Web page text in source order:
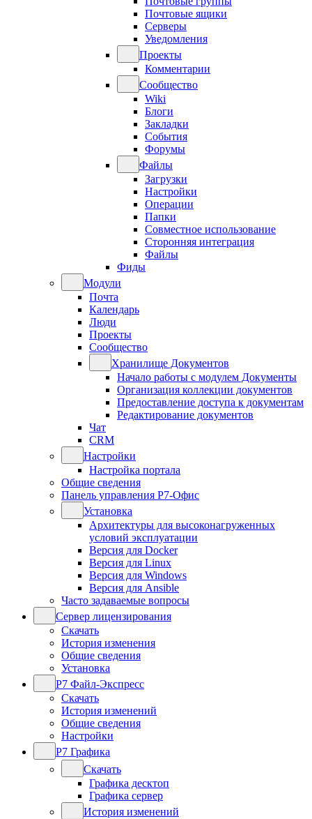
Почтовые ящики
Серверы
Уведомления
Проекты
Комментарии
Сообщество
Wiki
Блоги
Закладки
События
Форумы
Файлы
Загрузки
Настройки
Операции
Папки
Совместное использование
Сторонняя интеграция
Файлы
Фиды
Модули
Почта
Календарь
Люди
Проекты
Сообщество
Хранилище Документов
Начало работы с модулем Документы
Организация коллекции документов
Предоставление доступа к документам
Редактирование документов
Чат
CRM
Настройки
Настройка портала
Общие сведения
Панель управления Р7-Офис
Установка
Архитектуры для высоконагруженных
условий эксплуатации
Версия для Docker
Версия для Linux
Версия для Windows
Версия для Ansible
Часто задаваемые вопросы
Сервер лицензирования
Скачать
История изменения
Общие сведения
Установка
Р7 Файл-Экспресс
Скачать
История изменений
Общие сведения
Настройки
Р7 Графика
Скачать
Графика десктоп
Графика сервер
История изменений